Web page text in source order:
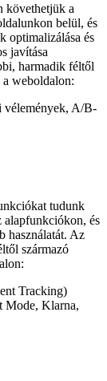
követhetjük a
belül, és
optimalizálása és
javítása
harmadik féltől
a weboldalon:
vélemények, A/B-
tudunk
alapfunkciókon, és
használatát. Az
származó
Tracking)
Mode, Klarna,